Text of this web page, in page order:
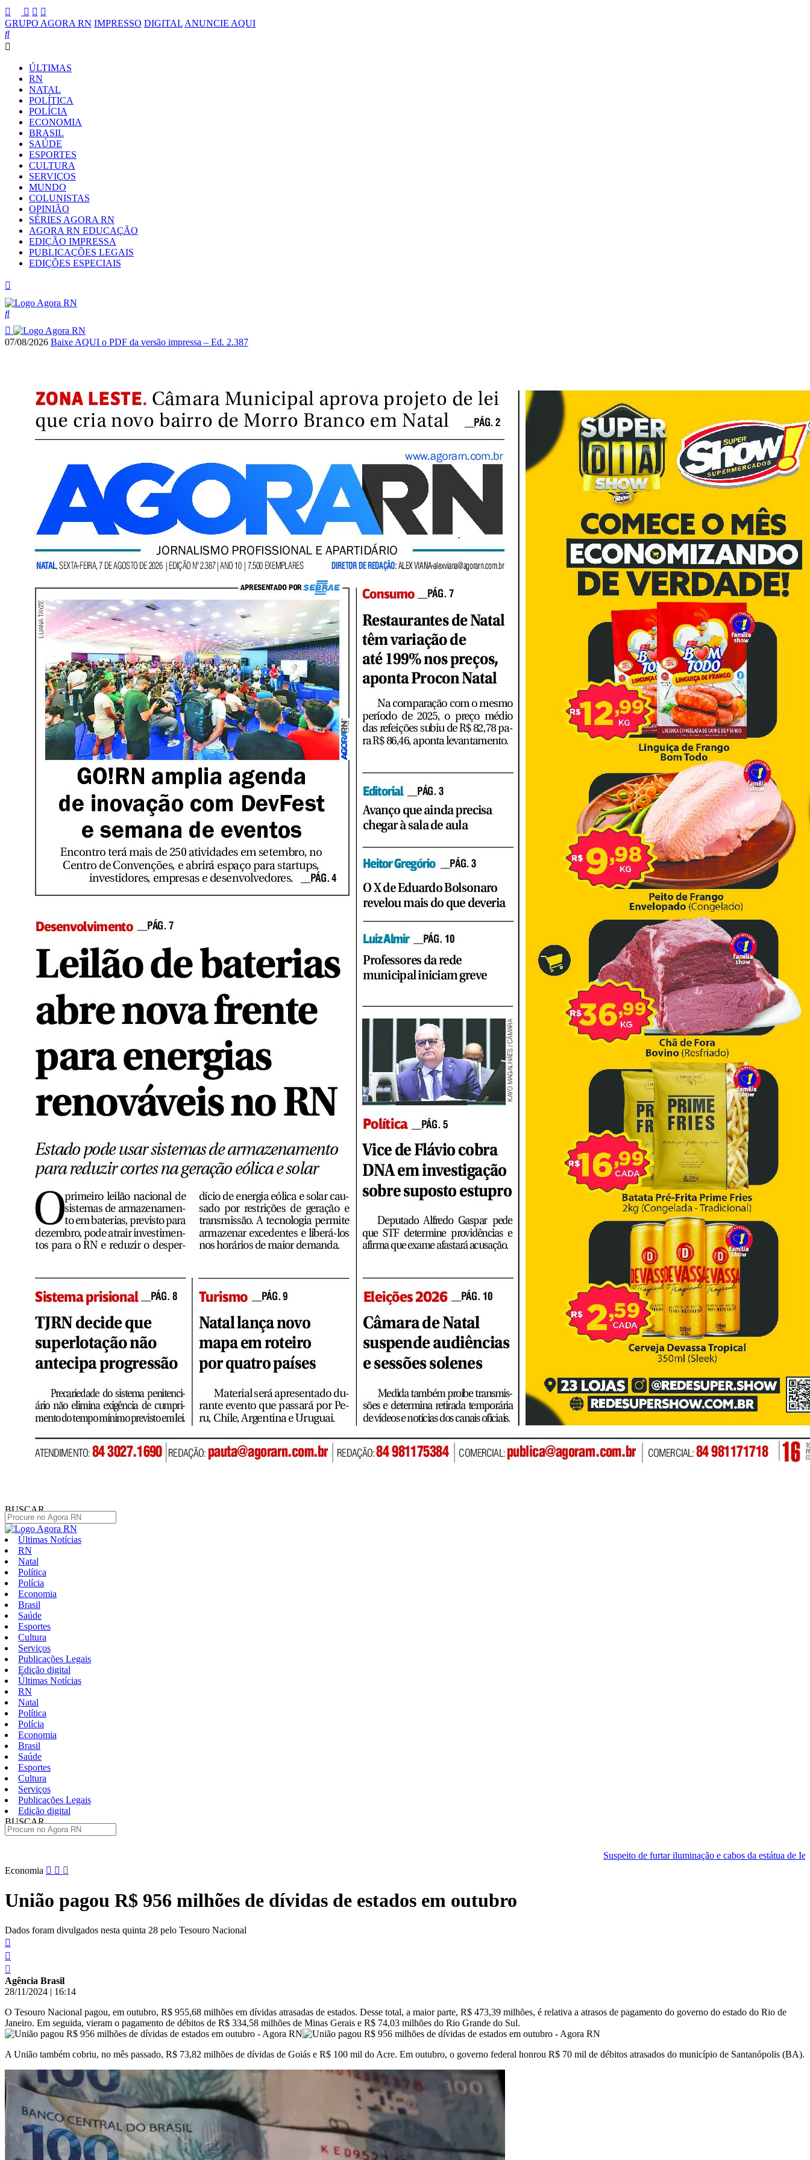
GRUPO AGORA RN IMPRESSO DIGITAL ANUNCIE AQUI
ÚLTIMAS
RN
NATAL
POLÍTICA
POLÍCIA
ECONOMIA
BRASIL
SAÚDE
ESPORTES
CULTURA
SERVIÇOS
MUNDO
COLUNISTAS
OPINIÃO
SÉRIES AGORA RN
AGORA RN EDUCAÇÃO
EDIÇÃO IMPRESSA
PUBLICAÇÕES LEGAIS
EDIÇÕES ESPECIAIS
07/08/2026 Baixe AQUI o PDF da versão impressa – Ed. 2.387
BUSCAR
Últimas Notícias
RN
Natal
Política
Polícia
Economia
Brasil
Saúde
Esportes
Cultura
Serviços
Publicações Legais
Edição digital
Últimas Notícias
RN
Natal
Política
Polícia
Economia
Brasil
Saúde
Esportes
Cultura
Serviços
Publicações Legais
Edição digital
BUSCAR
Suspeito de furtar iluminação e cabos da estátua de Iemanjá é preso
Pular
conteúdo
Economia
União pagou R$ 956 milhões de dívidas de estados em outubro
Dados foram divulgados nesta quinta 28 pelo Tesouro Nacional
Agência Brasil
28/11/2024 | 16:14
O Tesouro Nacional pagou, em outubro, R$ 955,68 milhões em dívidas atrasadas de estados. Desse total, a maior parte, R$ 473,39 milhões, é relativa a atrasos de pagamento do governo do estado do Rio de
Janeiro. Em seguida, vieram o pagamento de débitos de R$ 334,58 milhões de Minas Gerais e R$ 74,03 milhões do Rio Grande do Sul.
A União também cobriu, no mês passado, R$ 73,82 milhões de dívidas de Goiás e R$ 100 mil do Acre. Em outubro, o governo federal honrou R$ 70 mil de débitos atrasados do município de Santanópolis (BA).